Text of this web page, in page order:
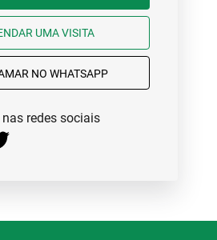
AGENDAR UMA VISITA
NO WHATSAPP
redes sociais